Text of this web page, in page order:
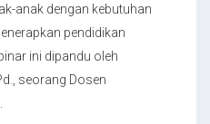
anak dengan kebutuhan
pendidikan
ini dipandu oleh
seorang Dosen